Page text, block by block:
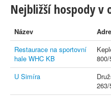
Nejbližší hospody v
Název
Restaurace na sportovní
hale WHC KB
800/
U Simíra
263/